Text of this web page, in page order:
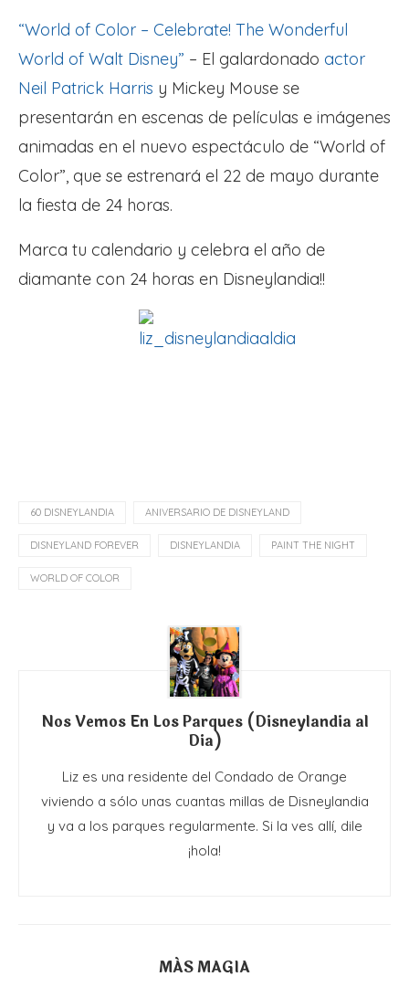
“World of Color – Celebrate! The Wonderful
World of Walt Disney” – El galardonado actor
Neil Patrick Harris y Mickey Mouse se
presentarán en escenas de películas e imágenes
animadas en el nuevo espectáculo de “World of
Color”, que se estrenará el 22 de mayo durante
la fiesta de 24 horas.
Marca tu calendario y celebra el año de
diamante con 24 horas en Disneylandia!!
60 DISNEYLANDIA ANIVERSARIO DE DISNEYLAND
DISNEYLAND FOREVER DISNEYLANDIA PAINT THE NIGHT
WORLD OF COLOR
Nos Vemos En Los Parques (Disneylandia al
Dia)
Liz es una residente del Condado de Orange
viviendo a sólo unas cuantas millas de Disneylandia
y va a los parques regularmente. Si la ves allí, dile
¡hola!
MÁS MAGIA
JUNGLE CRUISE EN DISNEYLANDIA